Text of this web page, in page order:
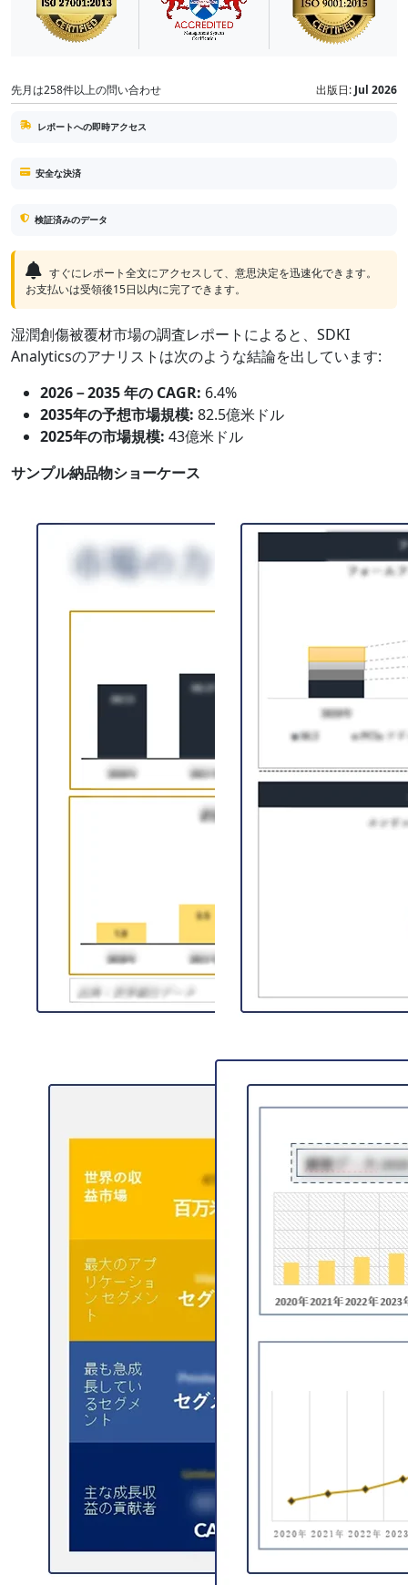
先月は258件以上の問い合わせ 出版日: Jul 2026
レポートへの即時アクセス
安全な決済
検証済みのデータ
すぐにレポート全文にアクセスして、意思決定を迅速化できます。
お支払いは受領後15日以内に完了できます。
湿潤創傷被覆材市場の調査レポートによると、SDKI
Analyticsのアナリストは次のような結論を出しています:
2026－2035 年の CAGR: 6.4%
2035年の予想市場規模: 82.5億米ドル
2025年の市場規模: 43億米ドル
サンプル納品物ショーケース